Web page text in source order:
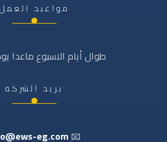
مواعيد العمل
طوال أيام الاسبوع ماعدا
بريد الشركة
📧
eg.com